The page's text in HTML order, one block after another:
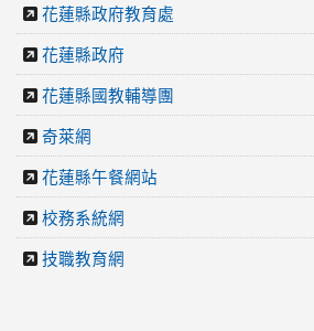
花蓮縣政府教育處
花蓮縣政府
花蓮縣國教輔導團
奇萊網
花蓮縣午餐網站
校務系統網
技職教育網